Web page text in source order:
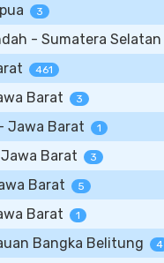
3
- Sumatera Selatan
461
Barat 3
Jawa Barat 1
Barat 3
Barat 5
Barat 1
Bangka Belitung 4